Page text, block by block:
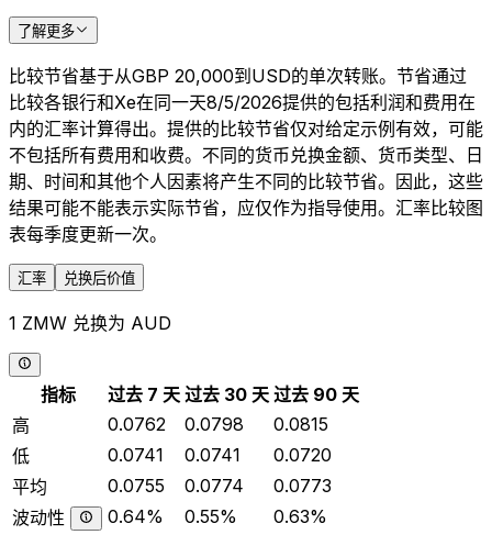
了解更多
比较节省基于从GBP 20,000到USD的单次转账。节省通过
比较各银行和Xe在同一天8/5/2026提供的包括利润和费用在
内的汇率计算得出。提供的比较节省仅对给定示例有效，可能
不包括所有费用和收费。不同的货币兑换金额、货币类型、日
期、时间和其他个人因素将产生不同的比较节省。因此，这些
结果可能不能表示实际节省，应仅作为指导使用。汇率比较图
表每季度更新一次。
汇率 兑换后价值
1 ZMW 兑换为 AUD
指标 过去 7 天 过去 30 天 过去 90 天
高
0.0762 0.0798
0.0815
低
0.0741 0.0741
0.0720
平均
0.0755 0.0774
0.0773
波动性
0.64% 0.55% 0.63%